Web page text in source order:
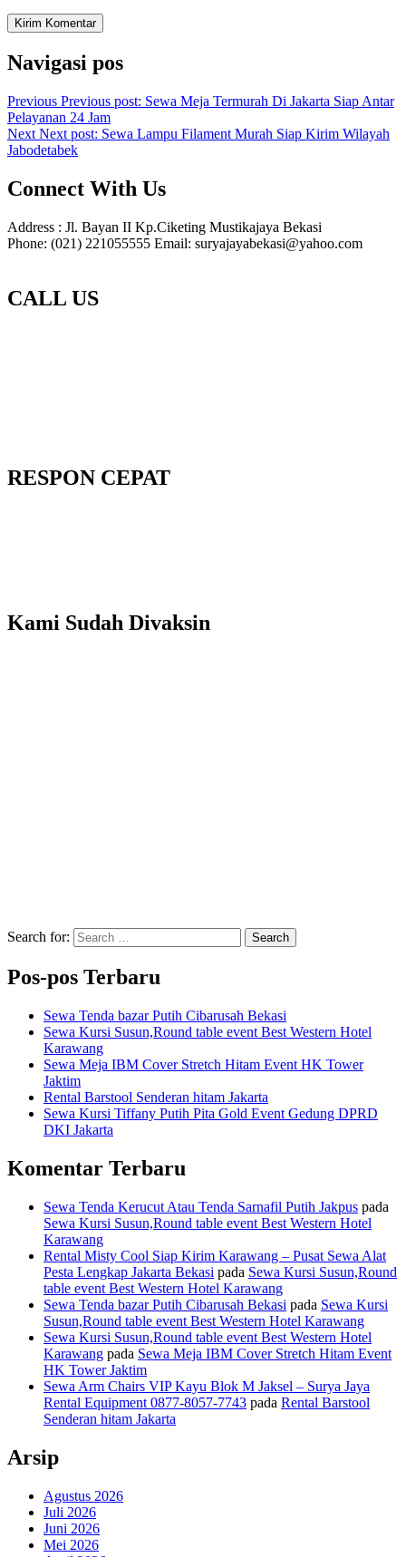
Navigasi pos
Previous Previous post: Sewa Meja Termurah Di Jakarta Siap Antar
Pelayanan 24 Jam
Next Next post: Sewa Lampu Filament Murah Siap Kirim Wilayah
Jabodetabek
Connect With Us
Address : Jl. Bayan II Kp.Ciketing Mustikajaya Bekasi
Phone: (021) 221055555 Email: suryajayabekasi@yahoo.com
CALL US
RESPON CEPAT
Kami Sudah Divaksin
Search for: Search
Pos-pos Terbaru
Sewa Tenda bazar Putih Cibarusah Bekasi
Sewa Kursi Susun,Round table event Best Western Hotel
Karawang
Sewa Meja IBM Cover Stretch Hitam Event HK Tower
Jaktim
Rental Barstool Senderan hitam Jakarta
Sewa Kursi Tiffany Putih Pita Gold Event Gedung DPRD
DKI Jakarta
Komentar Terbaru
Sewa Tenda Kerucut Atau Tenda Sarnafil Putih Jakpus pada
Sewa Kursi Susun,Round table event Best Western Hotel
Karawang
Rental Misty Cool Siap Kirim Karawang – Pusat Sewa Alat
Pesta Lengkap Jakarta Bekasi pada Sewa Kursi Susun,Round
table event Best Western Hotel Karawang
Sewa Tenda bazar Putih Cibarusah Bekasi pada Sewa Kursi
Susun,Round table event Best Western Hotel Karawang
Sewa Kursi Susun,Round table event Best Western Hotel
Karawang pada Sewa Meja IBM Cover Stretch Hitam Event
HK Tower Jaktim
Sewa Arm Chairs VIP Kayu Blok M Jaksel – Surya Jaya
Rental Equipment 0877-8057-7743 pada Rental Barstool
Senderan hitam Jakarta
Arsip
Agustus 2026
Juli 2026
Juni 2026
Mei 2026